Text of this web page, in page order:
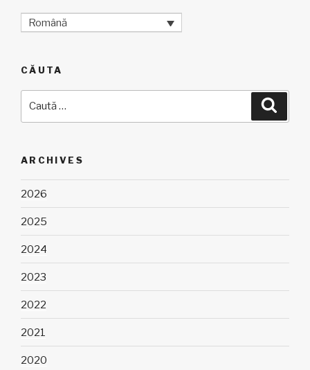
Română
CĂUTA
ARCHIVES
2026
2025
2024
2023
2022
2021
2020